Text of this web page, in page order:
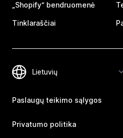
„Shopify“ bendruomenė
Tinklaraščiai
Paslaugų teikimo sąlygos
Privatumo politika